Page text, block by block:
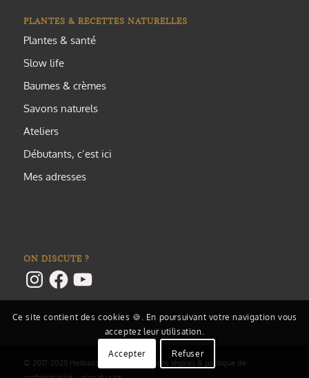
PLANTES & RECETTES NATURELLES
Plantes & santé
Slow life
Baumes & crèmes
Savons naturels
Ateliers
Débutants, c’est ici
Mes adresses
ON DISCUTE ?
InstagramFacebook
YouTube
© 2017-2025 Herbalisme & Cie |
mentions légales & politique de
Ce site contient des cookies 🍪. En poursuivant votre navigation vous
acceptez leur utilisation.
Accepter Refuser